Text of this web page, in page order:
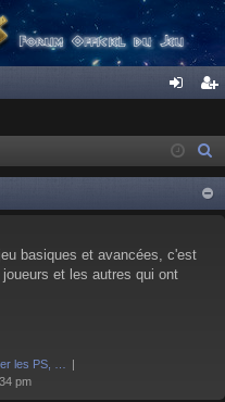
ne
xi
on
cri
pti
on
basiques et avancées, c'est
et les autres qui ont
les PS, …
pm